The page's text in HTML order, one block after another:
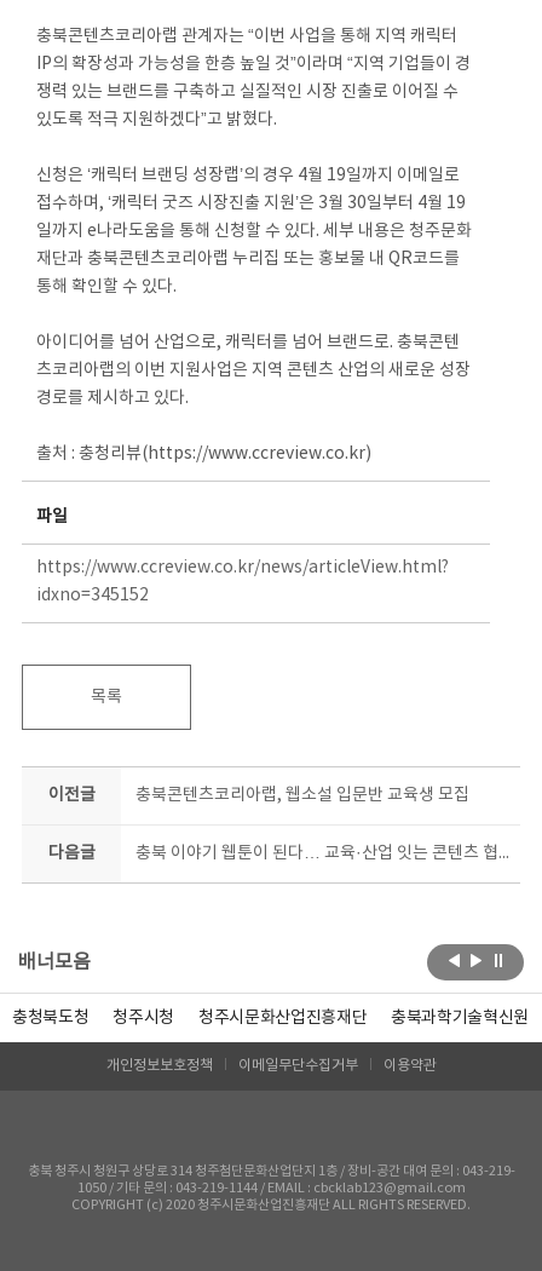
충북콘텐츠코리아랩 관계자는 “이번 사업을 통해 지역 캐릭터
IP의 확장성과 가능성을 한층 높일 것”이라며 “지역 기업들이 경
쟁력 있는 브랜드를 구축하고 실질적인 시장 진출로 이어질 수
있도록 적극 지원하겠다”고 밝혔다.
신청은 ‘캐릭터 브랜딩 성장랩’의 경우 4월 19일까지 이메일로
접수하며, ‘캐릭터 굿즈 시장진출 지원’은 3월 30일부터 4월 19
일까지 e나라도움을 통해 신청할 수 있다. 세부 내용은 청주문화
재단과 충북콘텐츠코리아랩 누리집 또는 홍보물 내 QR코드를
통해 확인할 수 있다.
아이디어를 넘어 산업으로, 캐릭터를 넘어 브랜드로. 충북콘텐
츠코리아랩의 이번 지원사업은 지역 콘텐츠 산업의 새로운 성장
경로를 제시하고 있다.
출처 : 충청리뷰(https://www.ccreview.co.kr)
파일
https://www.ccreview.co.kr/news/articleView.html?
idxno=345152
목록
이전글 충북콘텐츠코리아랩, 웹소설 입문반 교육생 모집
다음글 충북 이야기 웹툰이 된다… 교육·산업 잇는 콘텐츠 협력 본격화
배너모음
충청북도청 청주시청 청주시문화산업진흥재단 충북과학기술혁신원
개인정보보호정책 이메일무단수집거부 이용약관
충북 청주시 청원구 상당로 314 청주첨단문화산업단지 1층 / 장비-공간 대여 문의 : 043-219-
1050 / 기타 문의 : 043-219-1144 / EMAIL : cbcklab123@gmail.com
COPYRIGHT (c) 2020 청주시문화산업진흥재단 ALL RIGHTS RESERVED.